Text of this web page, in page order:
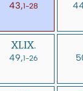
43,1-28
XLIX.
49,1-26